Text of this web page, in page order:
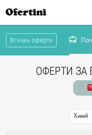
Ofertini
Всички оферти
ОФЕРТИ ЗА
Хавай